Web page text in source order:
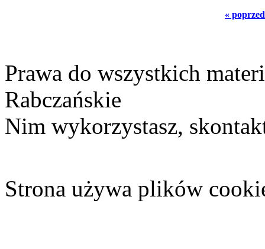
«
Prawa do wszystkich
Rabczańskie
Nim wykorzystasz,
Strona używa plików